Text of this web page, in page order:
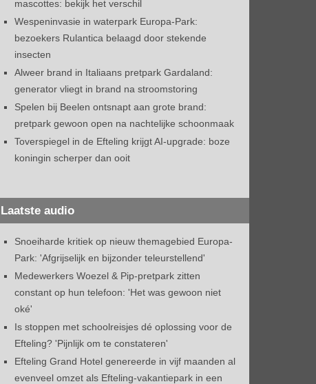
mascottes: bekijk het verschil
Wespeninvasie in waterpark Europa-Park:
bezoekers Rulantica belaagd door stekende
insecten
Alweer brand in Italiaans pretpark Gardaland:
generator vliegt in brand na stroomstoring
Spelen bij Beelen ontsnapt aan grote brand:
pretpark gewoon open na nachtelijke schoonmaak
Toverspiegel in de Efteling krijgt AI-upgrade: boze
koningin scherper dan ooit
Laatste audio
Snoeiharde kritiek op nieuw themagebied Europa-
Park: 'Afgrijselijk en bijzonder teleurstellend'
Medewerkers Woezel & Pip-pretpark zitten
constant op hun telefoon: 'Het was gewoon niet
oké'
Is stoppen met schoolreisjes dé oplossing voor de
Efteling? 'Pijnlijk om te constateren'
Efteling Grand Hotel genereerde in vijf maanden al
evenveel omzet als Efteling-vakantiepark in een